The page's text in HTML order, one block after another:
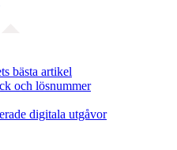
bästa artikel
och lösnummer
digitala utgåvor